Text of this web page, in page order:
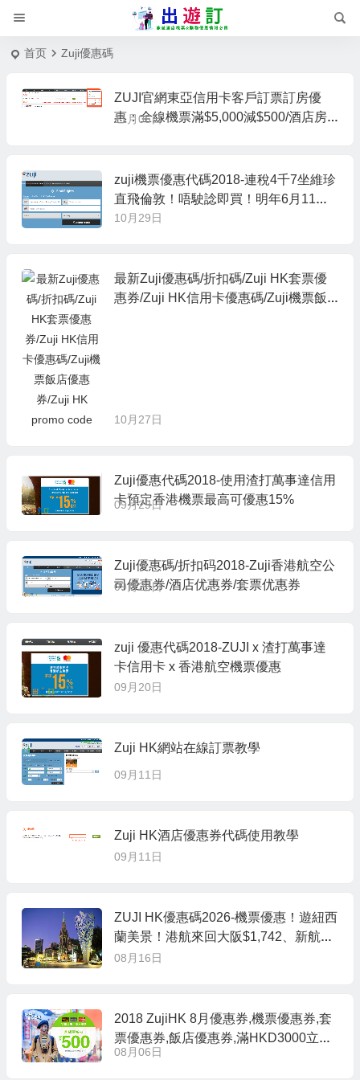
首页 Zuji優惠碼
ZUJI官網東亞信用卡客戶訂票訂房優
惠：全線機票滿$5,000減$500/酒店房
11月05日
zuji機票優惠代碼2018-連稅4千7坐維珍
直飛倫敦！唔駛諗即買！明年6月11日
前出發！香港直飛倫敦來回只需$3,193
10月29日
最新Zuji優惠碼/折扣碼/Zuji HK套票優
惠券/Zuji HK信用卡優惠碼/Zuji機票飯
10月27日
Zuji優惠代碼2018-使用渣打萬事達信用
卡預定香港機票最高可優惠15%
09月29日
Zuji優惠碼/折扣码2018-Zuji香港航空公
司優惠券/酒店优惠券/套票优惠券
09月23日
zuji 優惠代碼2018-ZUJI x 渣打萬事達
卡信用卡 x 香港航空機票優惠
09月20日
Zuji HK網站在線訂票教學
09月11日
Zuji HK酒店優惠券代碼使用教學
09月11日
ZUJI HK優惠碼2026-機票優惠！遊紐西
蘭美景！港航來回大阪$1,742、新航布
裡斯班$2,448、新西蘭航空基督城$4,7
08月16日
2018 ZujiHK 8月優惠券,機票優惠券,套
票優惠券,飯店優惠券,滿HKD3000立減
HKD188
08月06日